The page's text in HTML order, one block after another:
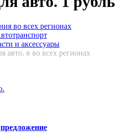
во всех регионах
и аксессуары
авто. в во всех регионах
предложение